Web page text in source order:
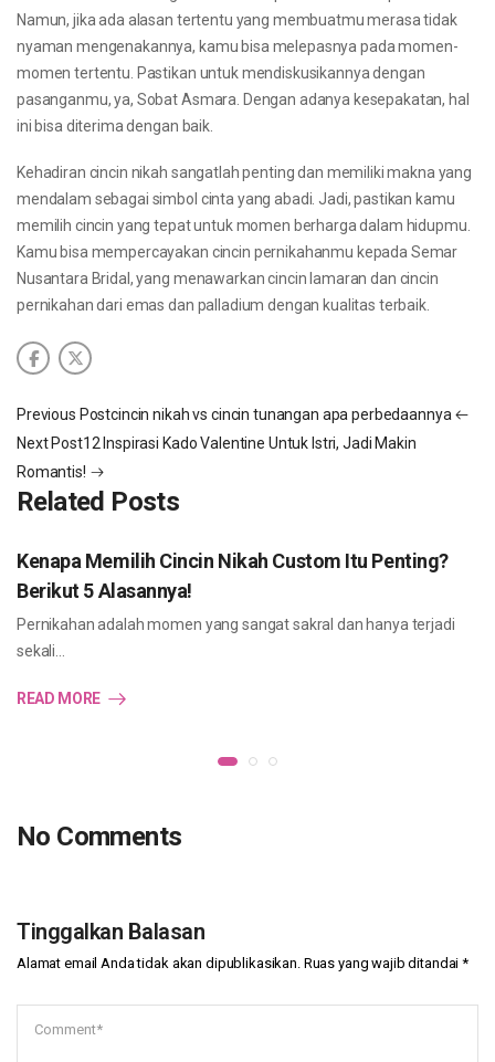
Namun, jika ada alasan tertentu yang membuatmu merasa tidak
nyaman mengenakannya, kamu bisa melepasnya pada momen-
momen tertentu. Pastikan untuk mendiskusikannya dengan
pasanganmu, ya, Sobat Asmara. Dengan adanya kesepakatan, hal
ini bisa diterima dengan baik.
Kehadiran cincin nikah sangatlah penting dan memiliki makna yang
mendalam sebagai simbol cinta yang abadi. Jadi, pastikan kamu
memilih cincin yang tepat untuk momen berharga dalam hidupmu.
Kamu bisa mempercayakan cincin pernikahanmu kepada Semar
Nusantara Bridal, yang menawarkan cincin lamaran dan cincin
pernikahan dari emas dan palladium dengan kualitas terbaik.
Previous Postcincin nikah vs cincin tunangan apa perbedaannya
Next Post12 Inspirasi Kado Valentine Untuk Istri, Jadi Makin
Romantis!
Related Posts
Kenapa Memilih Cincin Nikah Custom Itu Penting?
Berikut 5 Alasannya!
Pernikahan adalah momen yang sangat sakral dan hanya terjadi
sekali…
READ MORE
No Comments
Tinggalkan Balasan
Alamat email Anda tidak akan dipublikasikan. Ruas yang wajib ditandai*